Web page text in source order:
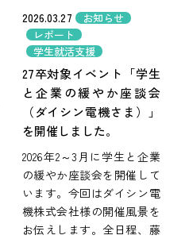
2026.03.27
お知らせ
レポート
学生就活支援
27卒対象イベント「学生
と企業の緩やか座談会
（ダイシン電機さま）」
を開催しました。
2026年2～3月に学生と企業
の緩やか座談会を開催して
います。今回はダイシン電
機株式会社様の開催風景を
お伝えします。全日程、藤